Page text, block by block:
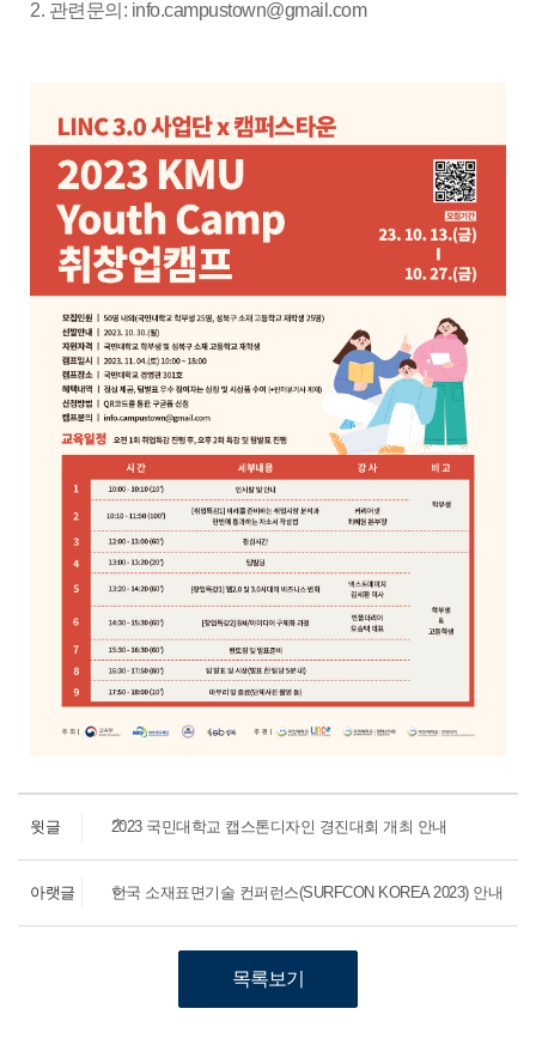
2. 관련문의: info.campustown@gmail.com
윗글 2023 국민대학교 캡스톤디자인 경진대회 개최 안내
아랫글 한국 소재표면기술 컨퍼런스(SURFCON KOREA 2023) 안내
목록보기